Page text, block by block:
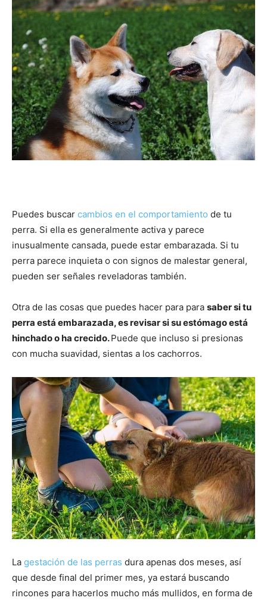
Puedes buscar cambios en el comportamiento de tu
perra. Si ella es generalmente activa y parece
inusualmente cansada, puede estar embarazada. Si tu
perra parece inquieta o con signos de malestar general,
pueden ser señales reveladoras también.
Otra de las cosas que puedes hacer para para saber si tu
perra está embarazada, es revisar si su estómago está
hinchado o ha crecido.Puede que incluso si presionas
con mucha suavidad, sientas a los cachorros.
La gestación de las perras dura apenas dos meses, así
que desde final del primer mes, ya estará buscando
rincones para hacerlos mucho más mullidos, en forma de